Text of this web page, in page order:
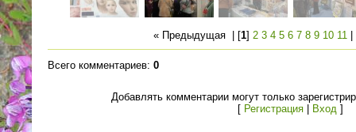
« Предыдущая | [1] 2 3 4 5 6 7 8 9 10 11
Всего комментариев: 0
Добавлять комментарии могут только
[ Регистрация| Вход ]